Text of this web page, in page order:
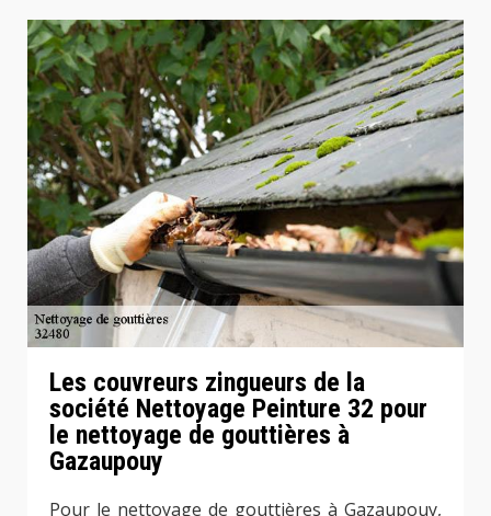
Les couvreurs zingueurs de la
société Nettoyage Peinture 32 pour
le nettoyage de gouttières à
Gazaupouy
Pour le nettoyage de gouttières à Gazaupouy,